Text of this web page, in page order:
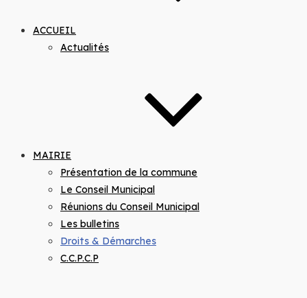
ACCUEIL
Actualités
MAIRIE
Présentation de la commune
Le Conseil Municipal
Réunions du Conseil Municipal
Les bulletins
Droits & Démarches
C.C.P.C.P